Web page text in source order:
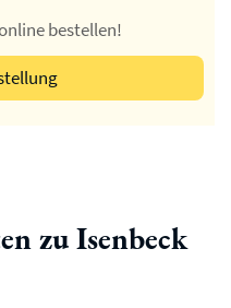
bestellen!
zu Isenbeck